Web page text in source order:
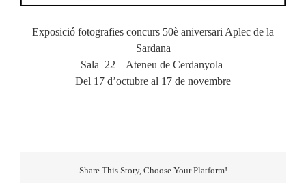
Exposició fotografies concurs 50è aniversari Aplec de la
Sardana
Sala 22 – Ateneu de Cerdanyola
Del 17 d’octubre al 17 de novembre
Share This Story, Choose Your Platform!